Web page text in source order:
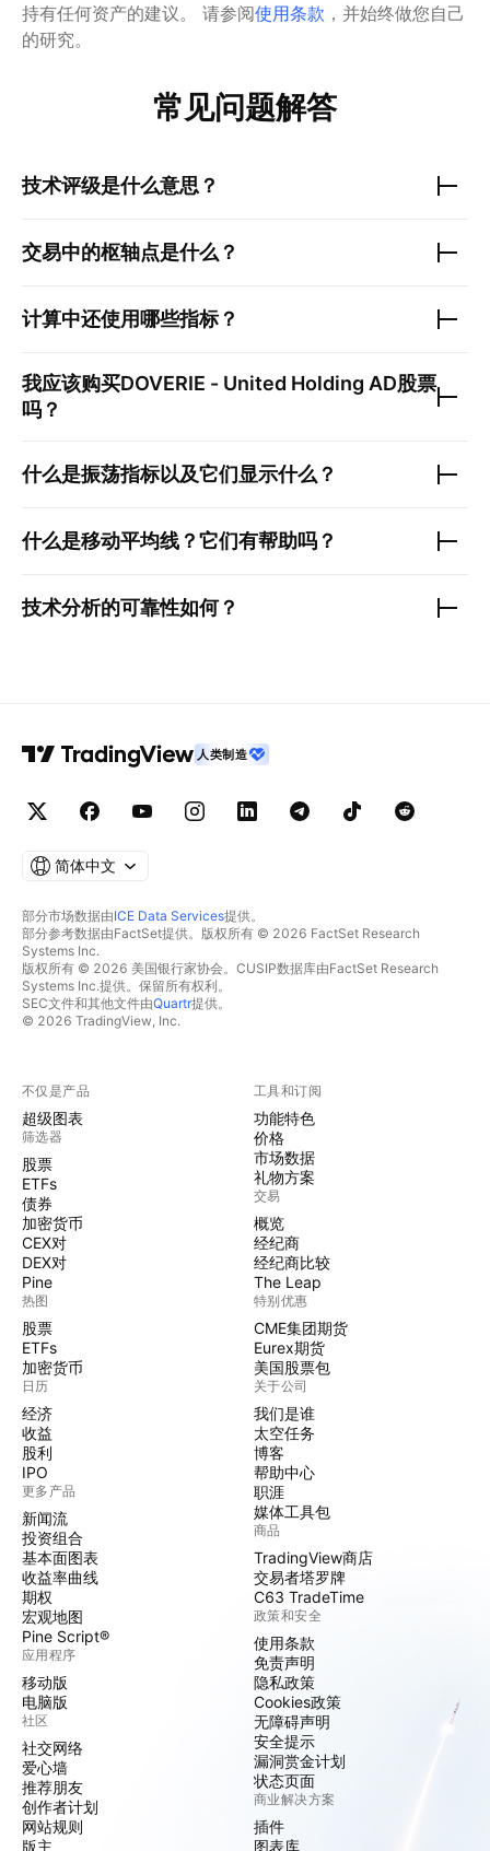
持有任何资产的建议。
请参阅使用条款 ，并始终做您自己
的研究。
常见问题解答
技术评级是什么意思？
交易中的枢轴点是什么？
计算中还使用哪些指标？
我应该购买DOVERIE - United Holding AD股票
吗？
什么是振荡指标以及它们显示什么？
什么是移动平均线？它们有帮助吗？
技术分析的可靠性如何？
人类制造
简体中文
部分市场数据由ICE Data Services提供。
部分参考数据由FactSet提供。版权所有 © 2026 FactSet Research
Systems Inc.
版权所有 © 2026 美国银行家协会。CUSIP数据库由FactSet Research
Systems Inc.提供。保留所有权利。
SEC文件和其他文件由Quartr提供。
© 2026 TradingView, Inc.
不仅是产品
超级图表
筛选器
股票
ETFs
债券
加密货币
CEX对
DEX对
Pine
热图
股票
ETFs
加密货币
日历
经济
收益
股利
IPO
更多产品
新闻流
投资组合
基本面图表
收益率曲线
期权
宏观地图
Pine Script®
应用程序
移动版
电脑版
社区
社交网络
爱心墙
推荐朋友
创作者计划
网站规则
版主
工具和订阅
功能特色
价格
市场数据
礼物方案
交易
概览
经纪商
经纪商比较
The Leap
特别优惠
CME集团期货
Eurex期货
美国股票包
关于公司
我们是谁
太空任务
博客
帮助中心
职涯
媒体工具包
商品
TradingView商店
交易者塔罗牌
C63 TradeTime
政策和安全
使用条款
免责声明
隐私政策
Cookies政策
无障碍声明
安全提示
漏洞赏金计划
状态页面
商业解决方案
插件
图表库